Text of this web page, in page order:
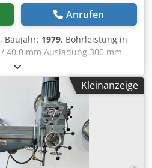
Anrufen
, Baujahr: 1979, Bohrleistung in
40.0 mm Ausladung 300 mm
110 - 1450 U/min Tischgröße Ø
155 mm Vorschub 0.1 / 0.2 /
MK 4 MK Crjdpfx Abozl E Tko
450 kg Abmessung L-B-H
- robuste
- automatischer
Geschwindigkeitsverstellung
MaMaschinentisch mit T-
Handkurbel * drehbar -
Kleinanzeige